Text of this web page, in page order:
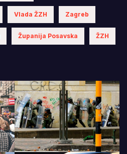
Vlada ŽZH Zagreb
Županija Posavska ŽZH